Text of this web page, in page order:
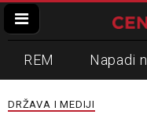
REM Napadi
Zvučni top
DRŽAVA I MEDIJI